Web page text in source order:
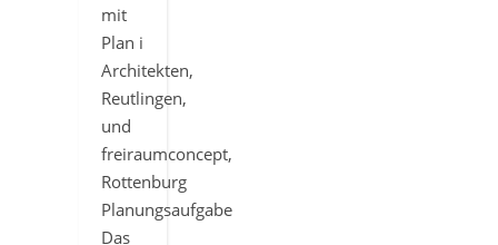
mit
Plan i
Architekten,
Reutlingen,
und
freiraumconcept,
Rottenburg
Planungsaufgabe
Das